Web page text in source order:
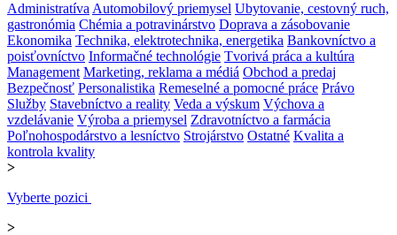
AdministratívaAutomobilový priemysel Ubytovanie, cestovný ruch,
gastronómia Chémia a potravinárstvo Doprava a zásobovanie
Ekonomika Technika, elektrotechnika, energetika Bankovníctvo a
poisťovníctvo Informačné technológie Tvorivá práca a kultúra
Management Marketing, reklama a médiá Obchod a predaj
Bezpečnosť Personalistika Remeselné a pomocné práce Právo
Služby Stavebníctvo a reality Veda a výskum Výchova a
vzdelávanie Výroba a priemysel Zdravotníctvo a farmácia
Poľnohospodárstvo a lesníctvo Strojárstvo Ostatné Kvalita a
kontrola kvality
>
Vyberte pozici
>